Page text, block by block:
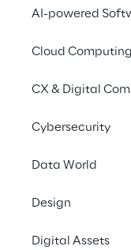
AI-powered
Cloud Computing
CX & Digital
Cybersecurity
Data World
Design
Digital Assets
Saipem